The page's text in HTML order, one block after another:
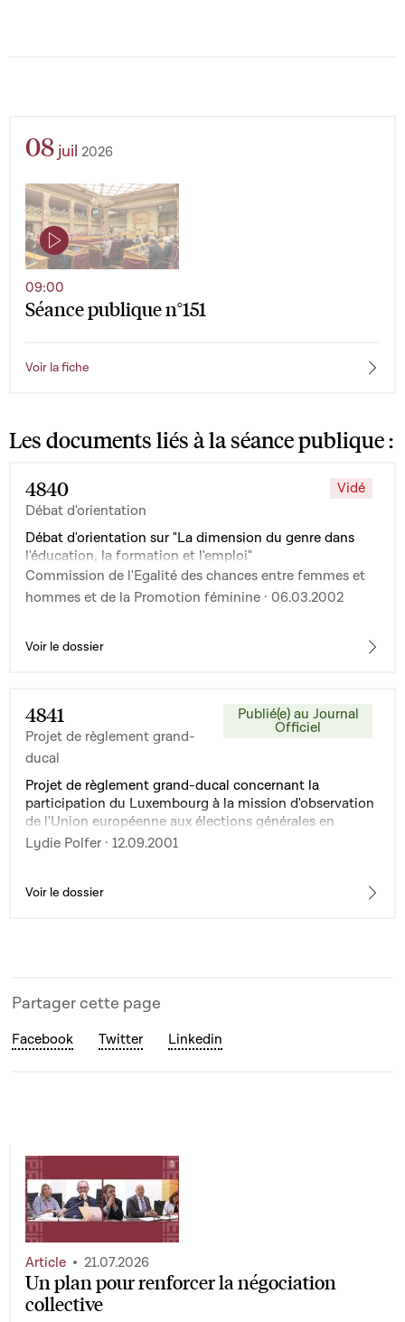
08 juil 2026
Séance publique n°151
09:00
Voir la fiche
Les documents liés à la séance publique :
4840
Débat d'orientation
Vidé
Débat d'orientation sur "La dimension du genre dans
l'éducation, la formation et l'emploi"
Commission de l'Egalité des chances entre femmes et
hommes et de la Promotion féminine · 06.03.2002
Voir le dossier
4841
Projet de règlement grand-
ducal
Publié(e) au Journal
Officiel
Projet de règlement grand-ducal concernant la
participation du Luxembourg à la mission d'observation
de l'Union européenne aux élections générales en
République du Nicaragua
Lydie Polfer · 12.09.2001
Voir le dossier
Partager cette page
Facebook Twitter Linkedin
Un plan pour renforcer la négociation
collective
Article 21.07.2026